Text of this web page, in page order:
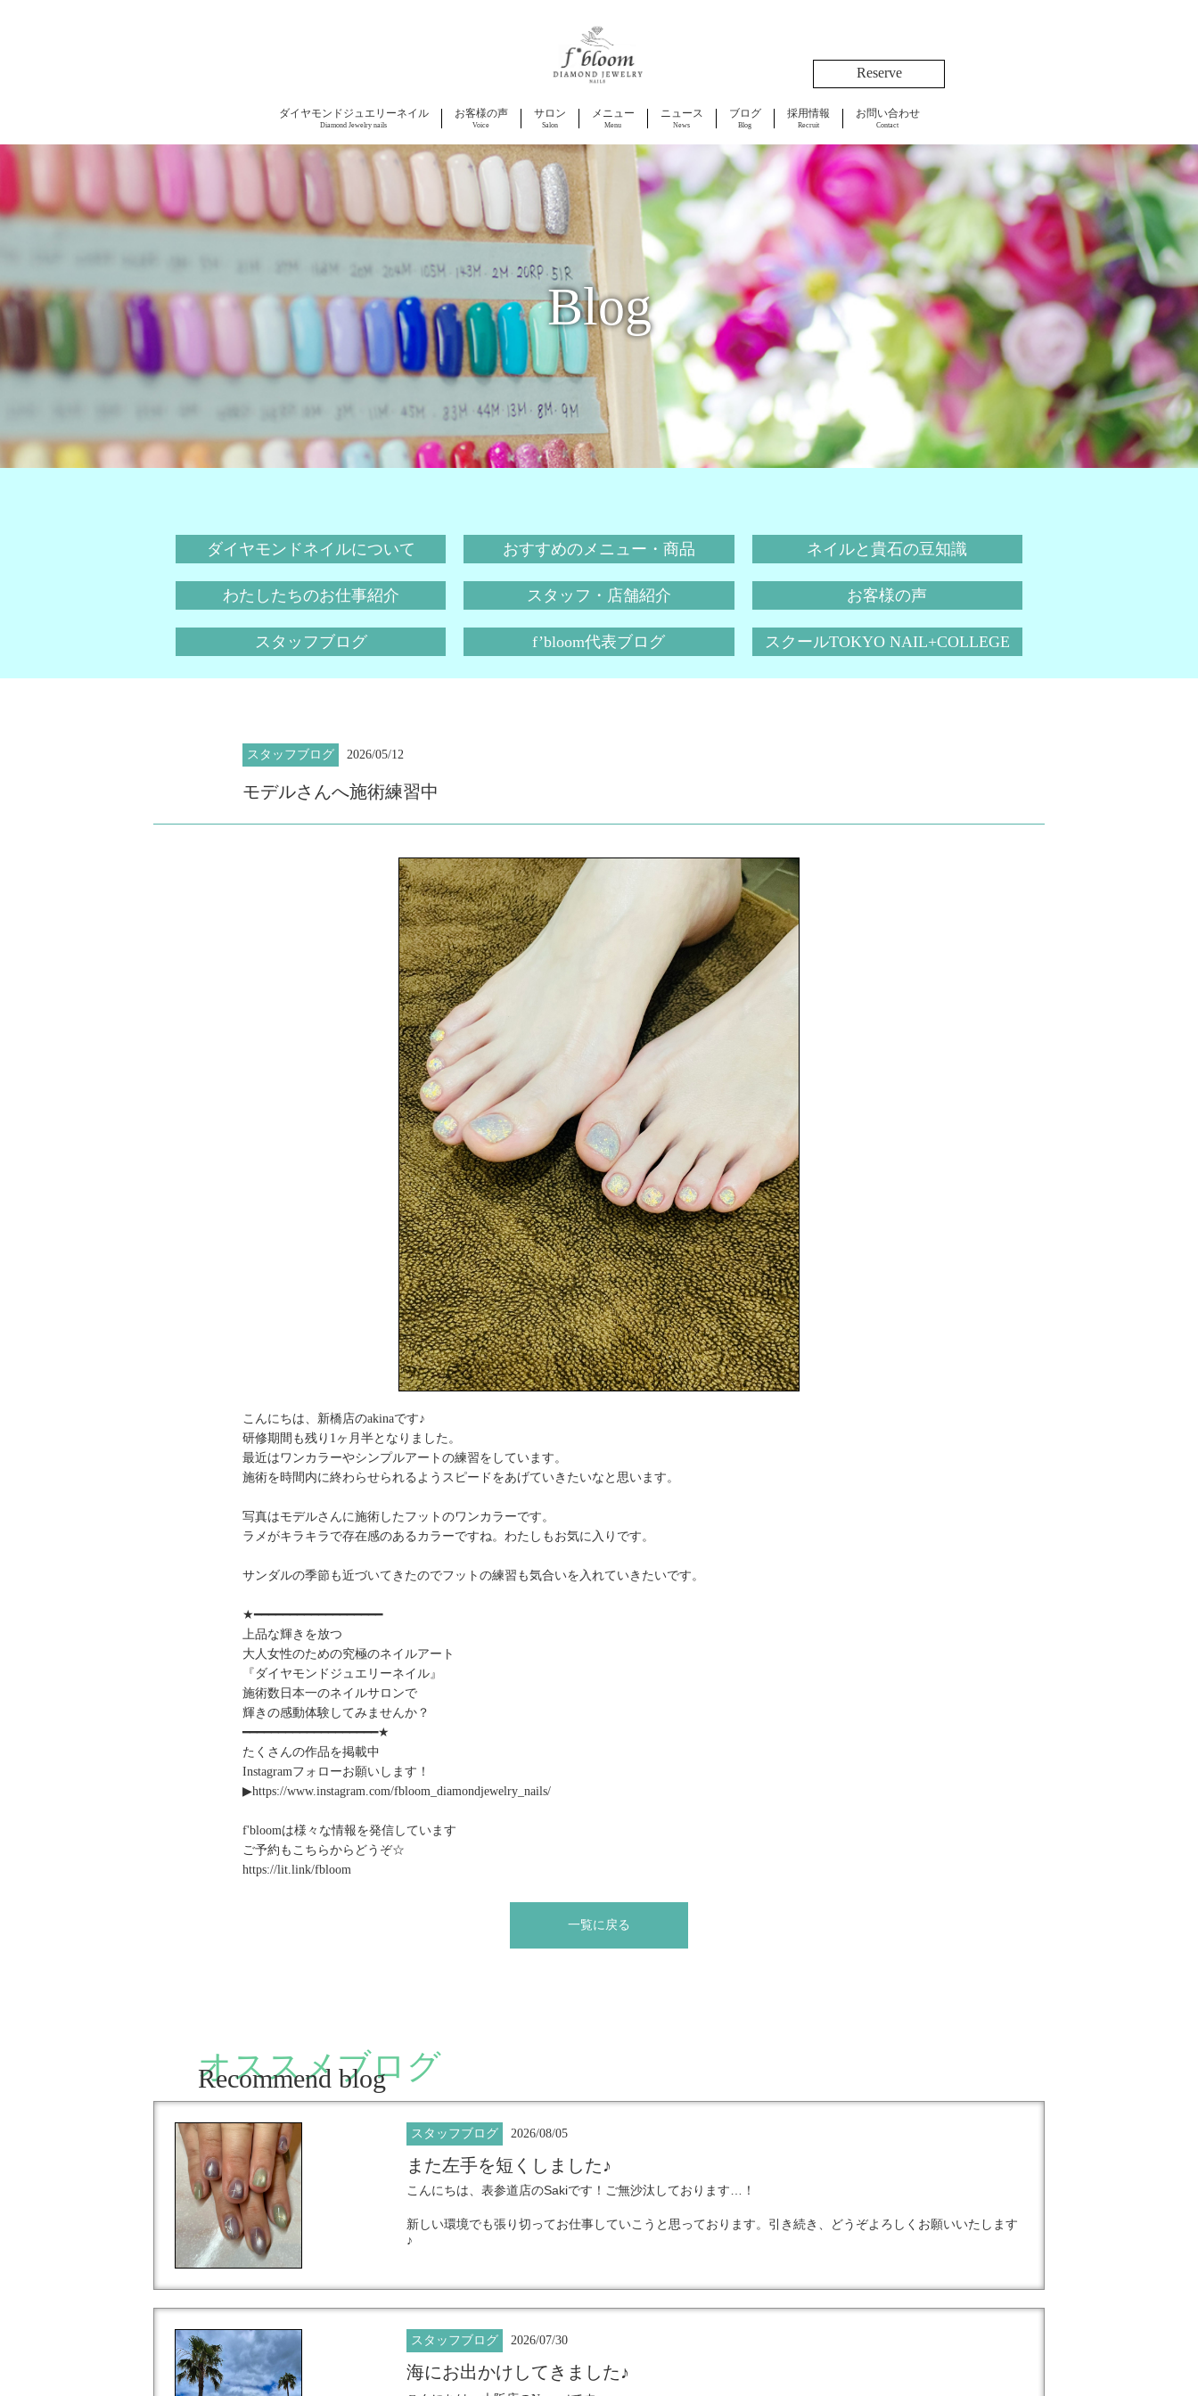
Reserve
ダイヤモンドジュエリーネイル
Diamond Jewelry nails
お客様の声
Voice
サロン
Salon
メニュー
Menu
ニュース
News
ブログ
Blog
採用情報
Recruit
お問い合わせ
Contact
Blog
ダイヤモンドネイルについて おすすめのメニュー・商品 ネイルと貴石の豆知識
わたしたちのお仕事紹介 スタッフ・店舗紹介 お客様の声
スタッフブログ f’bloom代表ブログ スクールTOKYO NAIL+COLLEGE
スタッフブログ 2026/05/12
モデルさんへ施術練習中
こんにちは、新橋店のakinaです♪
研修期間も残り1ヶ月半となりました。
最近はワンカラーやシンプルアートの練習をしています。
施術を時間内に終わらせられるようスピードをあげていきたいなと思います。
写真はモデルさんに施術したフットのワンカラーです。
ラメがキラキラで存在感のあるカラーですね。わたしもお気に入りです。
サンダルの季節も近づいてきたのでフットの練習も気合いを入れていきたいです。
★━━━━━━━━━━━━━━━━━━
上品な輝きを放つ
大人女性のための究極のネイルアート
『ダイヤモンドジュエリーネイル』
施術数日本一のネイルサロンで
輝きの感動体験してみませんか？
━━━━━━━━━━━━━━━━━━━★
たくさんの作品を掲載中
Instagramフォローお願いします！
▶︎https://www.instagram.com/fbloom_diamondjewelry_nails/
f'bloomは様々な情報を発信しています
ご予約もこちらからどうぞ☆
https://lit.link/fbloom
一覧に戻る
オススメブログ
Recommend blog
スタッフブログ 2026/08/05
また左手を短くしました♪
こんにちは、表参道店のSakiです！ご無沙汰しております … ！
新しい環境でも張り切ってお仕事していこうと思っております。引き続き、どうぞよろしくお願いいたします
♪
趣味をまたしっかり練習しようと思い、左手の爪をまた短くしました！
両手で撮るとこのような状態です♪
スタッフブログ 2026/07/30
海にお出かけしてきました♪